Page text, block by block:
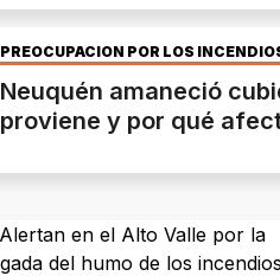
PREOCUPACIÓN POR LOS
Neuquén amaneció
proviene y por qué